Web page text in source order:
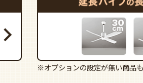
※オプションの設定が無い商品